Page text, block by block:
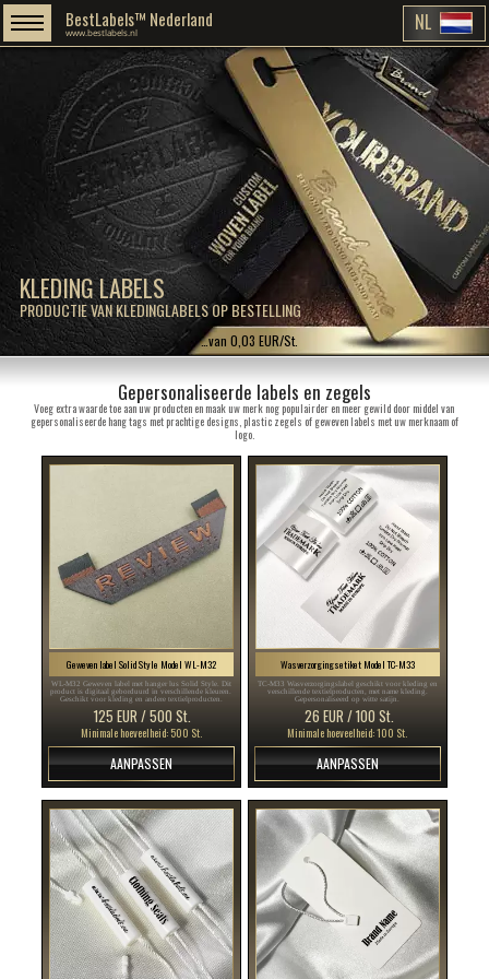
KLEDING LABELS
PRODUCTIE VAN KLEDINGLABELS OP BESTELLING
BestLabels™ Nederland
www.bestlabels.nl NL
…van 0,03 EUR/St.
Gepersonaliseerde labels en zegels
Voeg extra waarde toe aan uw producten en maak uw merk nog populairder en meer gewild door middel van
gepersonaliseerde hang tags met prachtige designs, plastic zegels of geweven labels met uw merknaam of
logo.
Geweven label Solid Style Model WL-M32
WL-M32 Geweven label met hanger lus Solid Style. Dit
product is digitaal geborduurd in verschillende kleuren.
Geschikt voor kleding en andere textielproducten.
125 EUR / 500 St.
Minimale hoeveelheid: 500 St.
AANPASSEN
Wasverzorgingsetiket Model TC-M33
TC-M33 Wasverzorgingslabel geschikt voor kleding en
verschillende textielproducten, met name kleding.
Gepersonaliseerd op witte satijn.
26 EUR / 100 St.
Minimale hoeveelheid: 100 St.
AANPASSEN